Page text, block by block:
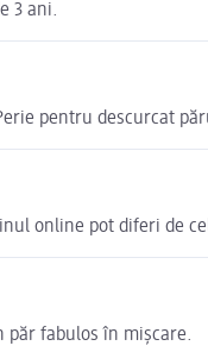
3 ani.
pentru descurcat
online pot diferi de
păr fabulos în mișcare.